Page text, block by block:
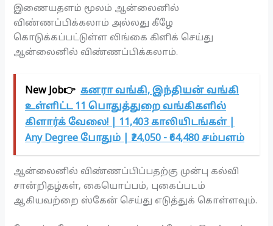
இணையதளம் மூலம் ஆன்லைனில்
விண்ணப்பிக்கலாம் அல்லது கீழே
கொடுக்கப்பட்டுள்ள லிங்கை கிளிக் செய்து
ஆன்லைனில் விண்ணப்பிக்கலாம்.
New Job👉 கனரா வங்கி, இந்தியன் வங்கி
உள்ளிட்ட 11 பொதுத்துறை வங்கிகளில்
கிளார்க் வேலை! | 11,403 காலியிடங்கள் |
Any Degree போதும் | ₹24,050 - ₹64,480 சம்பளம்
ஆன்லைனில் விண்ணப்பிப்பதற்கு முன்பு கல்வி
சான்றிதழ்கள், கையொப்பம், புகைப்படம்
ஆகியவற்றை ஸ்கேன் செய்து எடுத்துக் கொள்ளவும்.